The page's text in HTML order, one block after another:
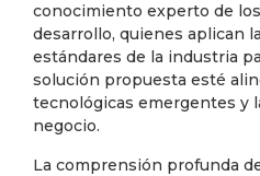
conocimiento experto de
desarrollo, quienes aplican
estándares de la industria
solución propuesta esté
tecnológicas emergentes y
negocio.
La comprensión profunda